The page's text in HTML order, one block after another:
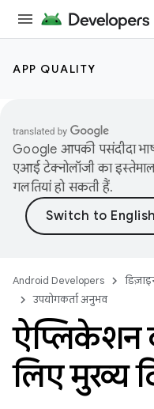
APP QUALITY
Google आपकी पसंदीदा
एआई टेक्नोलॉजी का
गलतियां हो सकती हैं.
Android Developers
उपयोगकर्ता अनुभव
ऐप्लिकेशन
लिए मुख्य